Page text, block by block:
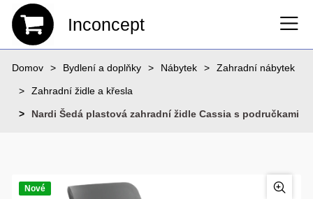
Inconcept
Domov Bydlení a doplňky Nábytek Zahradní nábytek
Zahradní židle a křesla
Nardi Šedá plastová zahradní židle Cassia s područkami
Nové